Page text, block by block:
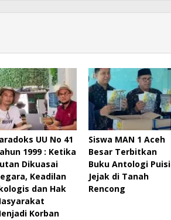
UU No 41
1999 : Ketika
Dikuasai
Keadilan
dan Hak
Korban
Siswa MAN 1 Aceh
Besar Terbitkan
Buku Antologi Puisi
Jejak di Tanah
Rencong